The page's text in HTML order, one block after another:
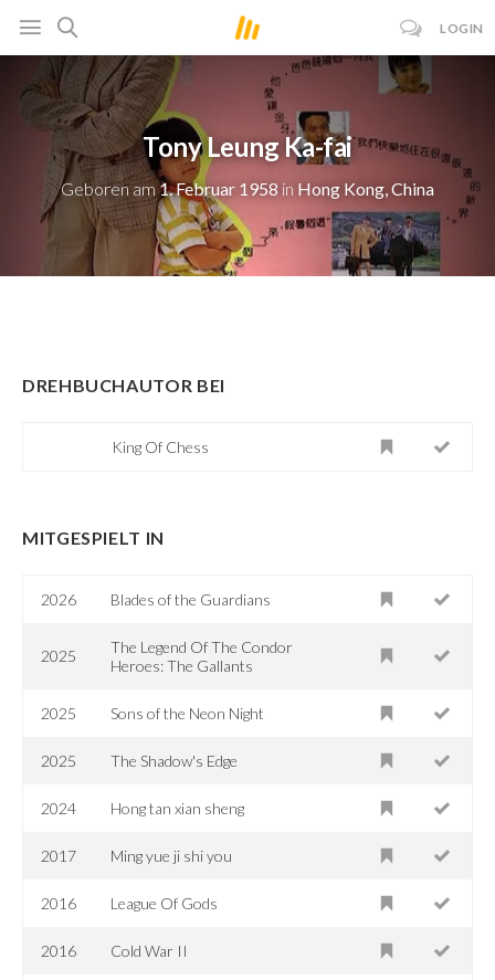
LOGIN
Tony Leung Ka-fai
Geboren am 1. Februar 1958 in Hong Kong, China
DREHBUCHAUTOR BEI
King Of Chess
MITGESPIELT IN
2026 Blades of the Guardians
2025
The Legend Of The Condor
Heroes: The Gallants
2025 Sons of the Neon Night
2025 The Shadow's Edge
2024 Hong tan xian sheng
2017 Ming yue ji shi you
2016 League Of Gods
2016 Cold War II